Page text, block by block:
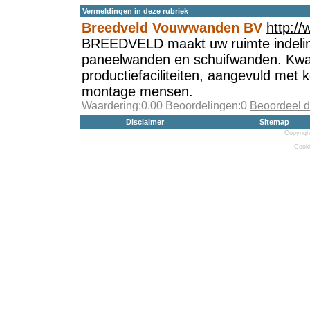
Vermeldingen in deze rubriek
Breedveld Vouwwanden BV http://
BREEDVELD maakt uw ruimte
paneelwanden en schuifwanden.
productiefaciliteiten, aangevuld met
montage mensen.
Waardering:0.00 Beoordelingen:0 Beoordeel
Disclaimer Sitemap